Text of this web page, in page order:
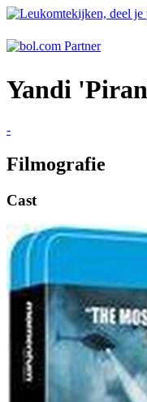
Yandi
-
Filmografie
Cast